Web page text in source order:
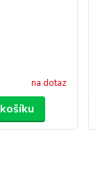
na dotaz